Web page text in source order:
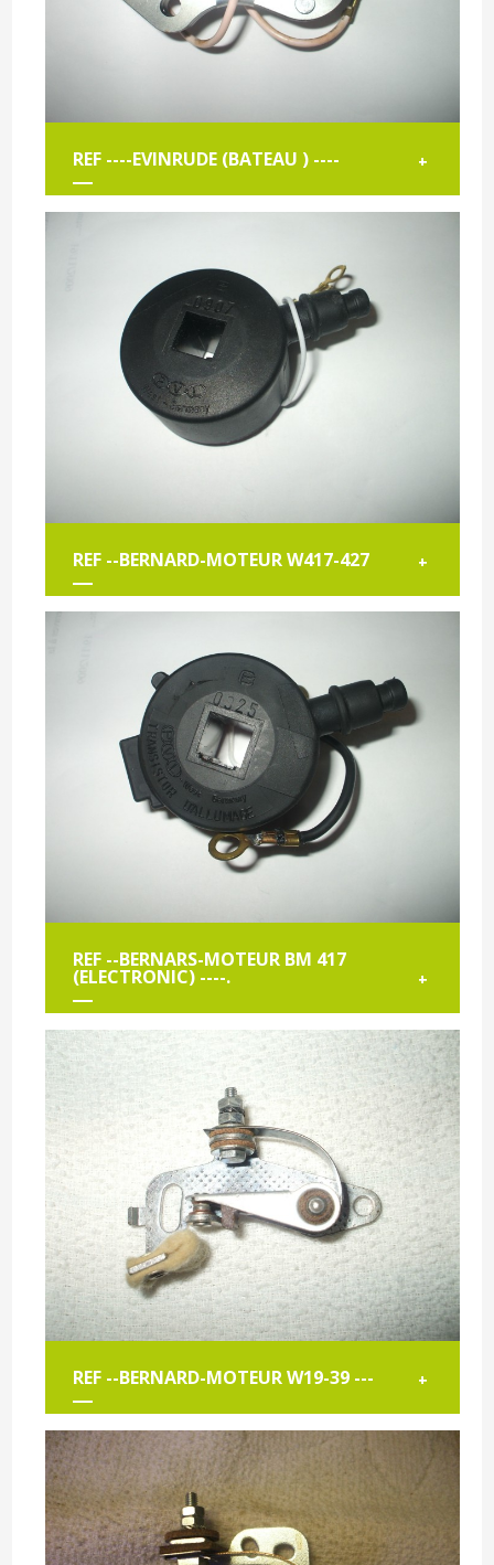
REF ----EVINRUDE (BATEAU ) ---- +
REF --BERNARD-MOTEUR W417-427 +
REF --BERNARS-MOTEUR BM 417
(ELECTRONIC) ----. +
REF --BERNARD-MOTEUR W19-39 --- +